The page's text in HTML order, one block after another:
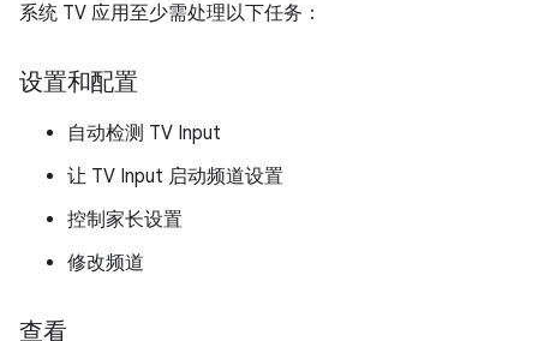
系统 TV 应用至少需处理以下任务：
设置和配置
自动检测 TV Input
让 TV Input 启动频道设置
控制家长设置
修改频道
查看